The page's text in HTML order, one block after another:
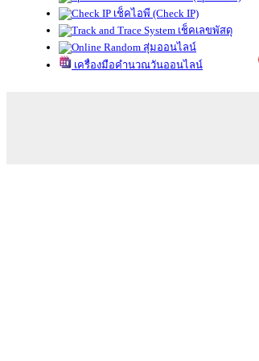
เช็คไอพี (Check IP)
เช็คเลขพัสดุ
สุ่มออนไลน์
เครื่องมือคำนวณวันออนไลน์